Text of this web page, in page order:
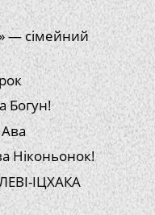
— сімейний
Богун!
Ніконьонок!
ІЦХАКА